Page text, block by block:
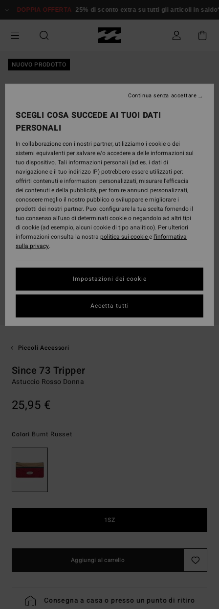
alle
prodotto
DOPPIA OFFERTA 25% di sconto extra su tutti gli articoli in saldo*
NUOVO PRODOTTO
Piccoli Accessori
Since 73 Tripper
Astuccio Rosso Donna
25,95 €
Colori Burnt Russet
1SZ
Aggiungi al carrello
Consegna a casa o presso un punto di ritiro
SCEGLI COSA SUCCEDE AI TUOI DATI
PERSONALI
In collaborazione con i nostri partner, utilizziamo i cookie o dei
sistemi equivalenti per salvare e/o accedere a delle informazioni sul
tuo dispositivo. Tali informazioni personali (ad es. i dati di
navigazione e il tuo indirizzo IP) potrebbero essere utilizzati per:
offrirti contenuti e informazioni personalizzati, misurare l’efficacia
dei contenuti e della pubblicità, per fornire annunci personalizzati,
conoscere meglio il nostro pubblico o sviluppare e migliorare i
prodotti dei nostri partner. Puoi configurare la tua scelta fornendo il
tuo consenso all’uso di determinati cookie o negandolo ad altri tipi
di cookie (ad esempio, alcuni cookie di tipo analitico). Per ulteriori
informazioni consulta la nostra politica sui cookiee l'informativa
sulla privacy.
Impostazioni dei cookie
Continua senza accettare
Accetta tutti